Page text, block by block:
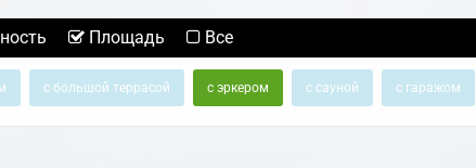
Площадь Все
с большой террасой с эркером с сауной с гаражом